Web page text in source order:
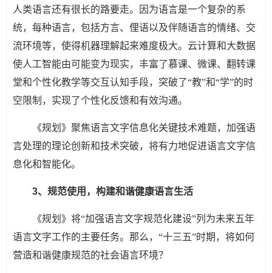
人类语言还有很长的路要走。因为语言是一个复杂的系
统，每种语言，包括方言、俚语以及伴随语言的情绪、交
流环境等，使得机器理解起来难度极大。云计算和大数据
使人工智能由可能变为现实，丰富了慕课、微课、翻转课
堂和个性化教学等交互认知手段，突破了“教”和“学”的时
空限制，实现了个性化反馈和有效沟通。
《规划》聚焦语言文字信息化关键技术难题，加强语
言处理的理论创新和技术突破，将有力地促进语言文字信
息化和智能化。
3、规范使用，构建和谐健康语言生活
《规划》将“加强语言文字规范化建设”列为未来五年
语言文字工作的主要任务。那么，“十三五”时期，将如何
营造和谐健康规范的社会语言环境？